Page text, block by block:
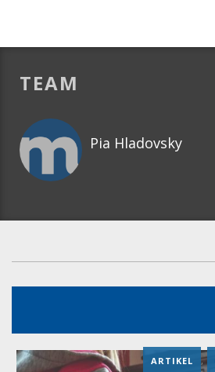
TEAM
Pia Hladovsky
ARTIKEL ,